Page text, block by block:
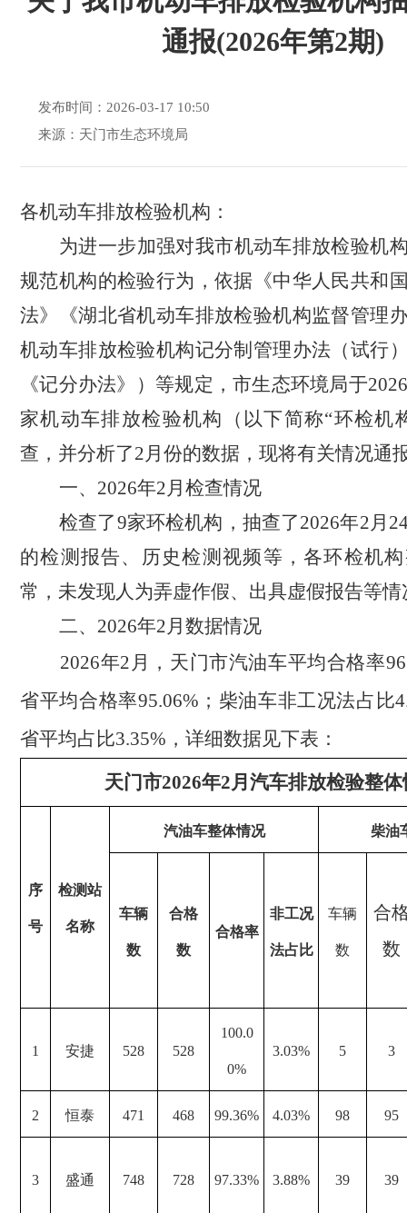
通报(2026年第2期)
发布时间：2026-03-17 10:50
来源：天门市生态环境局
各机动车排放检验机构：
为进一步加强对我市机动车排放检验机
规范机构的检验行为，依据《中华人民共和
法》《湖北省机动车排放检验机构监督管理
机动车排放检验机构记分制管理办法（试行
《记分办法》
） 等规定 ，市生态环境局于
家机动车排放检验机构（以下简称“环检机
查 ， 并分析了2月份的数据， 现将有关情况通
一、 2026年2月检查情况
检查了9家环检机构， 抽查了2026年2月
的检测报告、历史检测视频等，各环检机
常，未发现人为弄虚作假、出具虚假报告等情
二、 2026年2月数据情况
2026年2月，天门市汽油车平均合格率
省平均合格率95.06%；柴油车非工况法占比
省平均占比3.35%，详细数据见下表：
天门市2026年2月汽车排放检验整
序
号
检测站
名称
汽油车整体情况 柴油
车辆
数
合格
数
合格率
非工况
法占比
车辆
数
合
数
1 安捷 528 528
100.0
0%
3.03% 5 3
2 恒泰 471 468 99.36% 4.03% 98 95
3 盛通 748 728 97.33% 3.88% 39 39